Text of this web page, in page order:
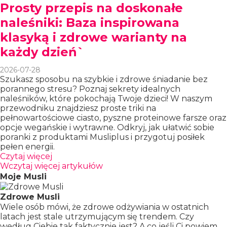
Prosty przepis na doskonałe
naleśniki: Baza inspirowana
klasyką i zdrowe warianty na
każdy dzień`
2026-07-28
Szukasz sposobu na szybkie i zdrowe śniadanie bez
porannego stresu? Poznaj sekrety idealnych
naleśników, które pokochają Twoje dzieci! W naszym
przewodniku znajdziesz proste triki na
pełnowartościowe ciasto, pyszne proteinowe farsze oraz
opcje wegańskie i wytrawne. Odkryj, jak ułatwić sobie
poranki z produktami Musliplus i przygotuj posiłek
pełen energii.
Czytaj więcej
Wczytaj więcej artykułów
Moje Musli
Zdrowe Musli
Wiele osób mówi, że zdrowe odżywiania w ostatnich
latach jest stale utrzymującym się trendem. Czy